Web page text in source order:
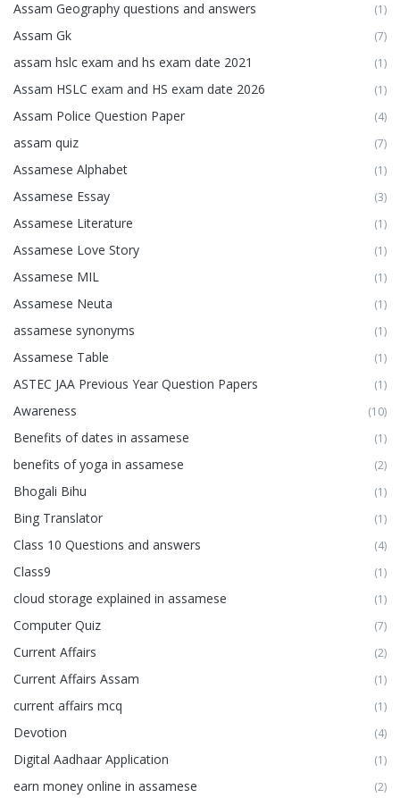
Assam Geography questions and answers (1)
Assam Gk (7)
assam hslc exam and hs exam date 2021 (1)
Assam HSLC exam and HS exam date 2026 (1)
Assam Police Question Paper (4)
assam quiz (7)
Assamese Alphabet (1)
Assamese Essay (3)
Assamese Literature (1)
Assamese Love Story (1)
Assamese MIL (1)
Assamese Neuta (1)
assamese synonyms (1)
Assamese Table (1)
ASTEC JAA Previous Year Question Papers (1)
Awareness (10)
Benefits of dates in assamese (1)
benefits of yoga in assamese (2)
Bhogali Bihu (1)
Bing Translator (1)
Class 10 Questions and answers (4)
Class9 (1)
cloud storage explained in assamese (1)
Computer Quiz (7)
Current Affairs (2)
Current Affairs Assam (1)
current affairs mcq (1)
Devotion (4)
Digital Aadhaar Application (1)
earn money online in assamese (2)